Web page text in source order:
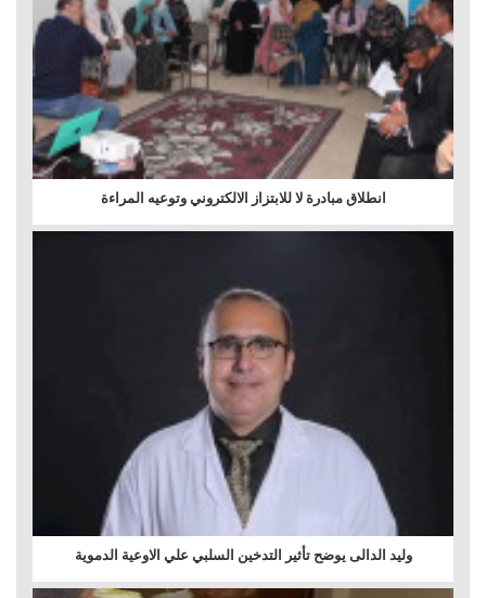
انطلاق مبادرة لا للابتزاز الالكتروني وتوعيه المراءة
وليد الدالى يوضح تأثير التدخين السلبي علي الاوعية الدموية